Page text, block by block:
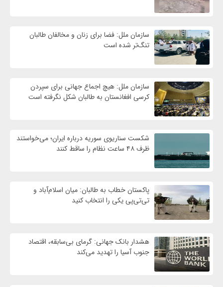
سازمان ملل: فضا برای زنان و مخالفان طالبان
تنگ‌تر شده است
سازمان ملل: هیچ اجماع جهانی برای سپردن
کرسی افغانستان به طالبان شکل نگرفته است
شکست سناریوی سوریه درباره ایران؛ می‌خواستند
ظرف ۴۸ ساعت نظام را ساقط کنند
پاکستان خطاب به طالبان: میان اسلام‌آباد و
تی‌تی‌پی یکی را انتخاب کنید
هشدار بانک جهانی: گرمای بی‌سابقه، اقتصاد
جنوب آسیا را تهدید می‌کند